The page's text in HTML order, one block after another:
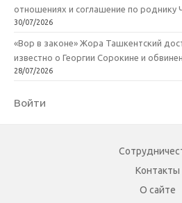
отношениях и соглашение по роднику
30/07/2026
«Вор в законе» Жора Ташкентский
известно о Георгии Сорокине и
28/07/2026
Войти
Контакты
О сайте